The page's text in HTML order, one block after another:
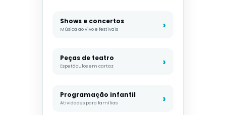
Shows e concertos
Música ao vivo e festivais
Peças de teatro
Espetáculos em cartaz
Programação infantil
Atividades para famílias